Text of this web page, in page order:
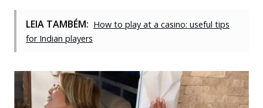
LEIA TAMBÉM: How to play at a casino: useful tips
for Indian players